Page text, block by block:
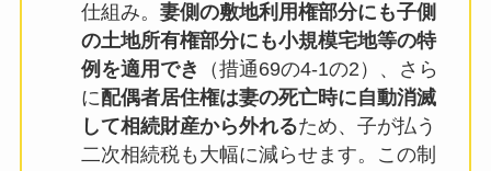
仕組み。 妻側の敷地利用権部分にも子側
の土地所有権部分にも小規模宅地等の特
例を適用でき
（措通69の4-1の2）、さら
に配偶者居住権は妻の死亡時に自動消滅
して相続財産から外れるため、子が払う
二次相続税も大幅に減らせます。この制